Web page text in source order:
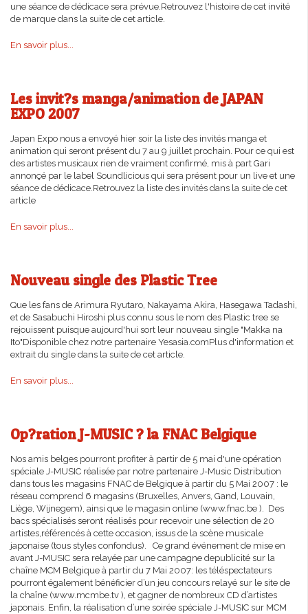
une séance de dédicace sera prévue.Retrouvez l'histoire de cet invité
de marque dans la suite de cet article.
En savoir plus...
Les invit?s manga/animation de JAPAN
EXPO 2007
Japan Expo nous a envoyé hier soir la liste des invités manga et
animation qui seront présent du 7 au 9 juillet prochain. Pour ce qui est
des artistes musicaux rien de vraiment confirmé, mis à part Gari
annonçé par le label Soundlicious qui sera présent pour un live et une
séance de dédicace.Retrouvez la liste des invités dans la suite de cet
article
En savoir plus...
Nouveau single des Plastic Tree
Que les fans de Arimura Ryutaro, Nakayama Akira, Hasegawa Tadashi,
et de Sasabuchi Hiroshi plus connu sous le nom des Plastic tree se
rejouissent puisque aujourd'hui sort leur nouveau single "Makka na
Ito"Disponible chez notre partenaire Yesasia.comPlus d'information et
extrait du single dans la suite de cet article.
En savoir plus...
Op?ration J-MUSIC ? la FNAC Belgique
Nos amis belges pourront profiter à partir de 5 mai d'une opération
spéciale J-MUSIC réalisée par notre partenaire J-Music Distribution
dans tous les magasins FNAC de Belgique à partir du 5 Mai 2007 : le
réseau comprend 6 magasins (Bruxelles, Anvers, Gand, Louvain,
Liège, Wijnegem), ainsi que le magasin online (www.fnac.be ). Des
bacs spécialisés seront réalisés pour recevoir une sélection de 20
artistes,référencés à cette occasion, issus de la scène musicale
japonaise (tous styles confondus). Ce grand événement de mise en
avant J-MUSIC sera relayée par une campagne depublicité sur la
chaîne MCM Belgique à partir du 7 Mai 2007: les téléspectateurs
pourront également bénéficier d’un jeu concours relayé sur le site de
la chaîne (www.mcmbe.tv ), et gagner de nombreux CD d’artistes
japonais. Enfin, la réalisation d’une soirée spéciale J-MUSIC sur MCM